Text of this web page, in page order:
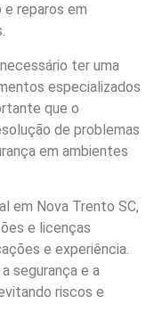
reparos em
ter uma
especializados
que o
de problemas
em ambientes
em Nova Trento SC,
e licenças
e experiência.
segurança e a
riscos e